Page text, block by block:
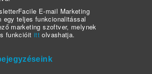
E-mail Marketing
egy teljes funkcionalitással
marketing szoftver, melynek
funkcióit ittolvashatja.